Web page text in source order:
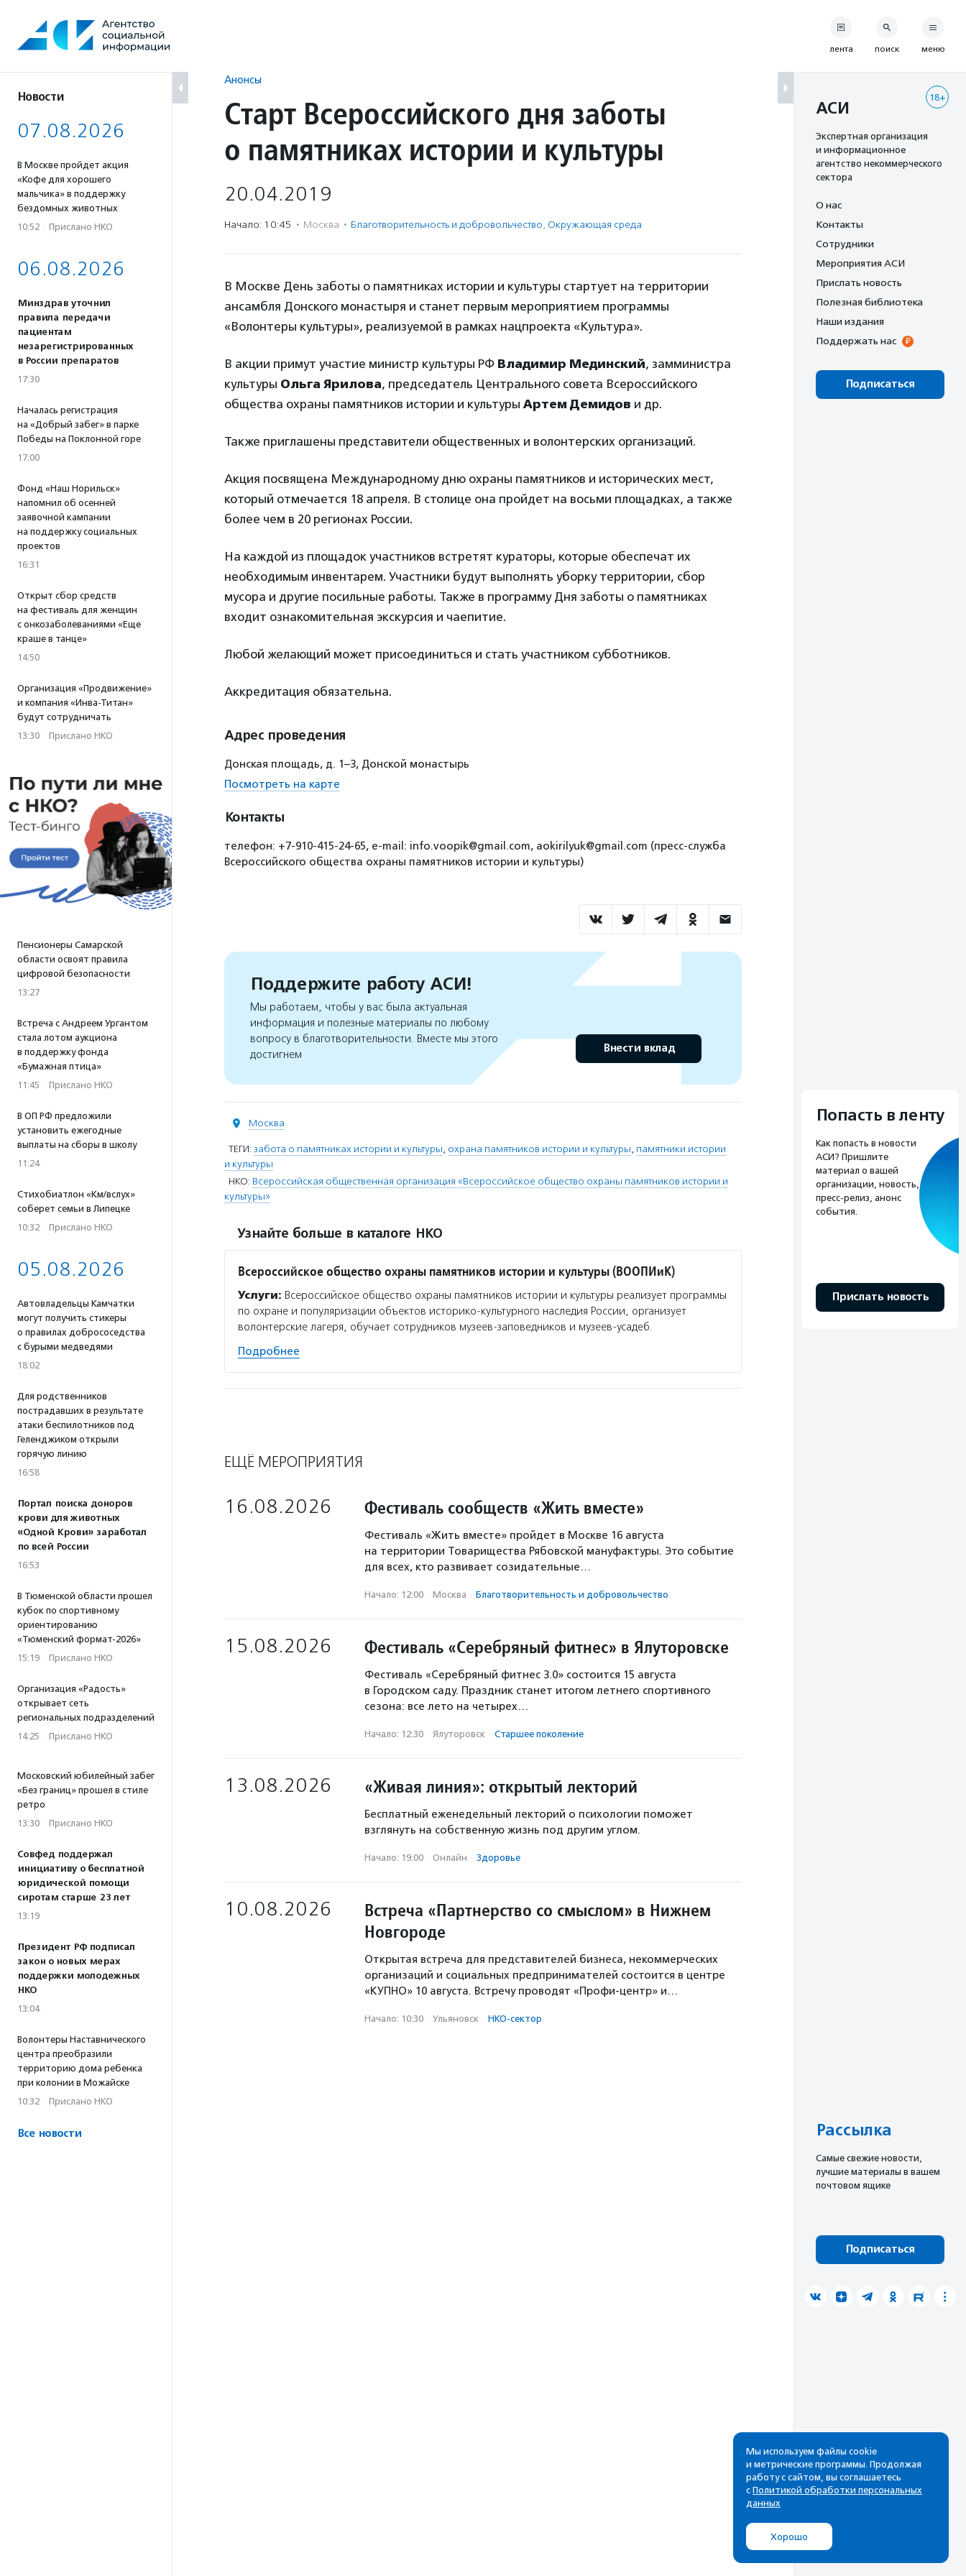
содержанию
Новости
07.08.2026
В Москве пройдет акция
«Кофе для хорошего
мальчика» в поддержку
бездомных животных
10:52 · Прислано НКО
06.08.2026
Минздрав уточнил
правила передачи
пациентам
незарегистрированных
в России препаратов
17:30
Началась регистрация
на «Добрый забег» в парке
Победы на Поклонной горе
17:00
Фонд «Наш Норильск»
напомнил об осенней
заявочной кампании
на поддержку социальных
проектов
16:31
Открыт сбор средств
на фестиваль для женщин
с онкозаболеваниями «Еще
краше в танце»
14:50
Организация «Продвижение»
и компания «Инва-Титан»
будут сотрудничать
13:30 · Прислано НКО
Пенсионеры Самарской
области освоят правила
цифровой безопасности
13:27
Встреча с Андреем Ургантом
стала лотом аукциона
в поддержку фонда
«Бумажная птица»
11:45 · Прислано НКО
В ОП РФ предложили
установить ежегодные
выплаты на сборы в школу
11:24
Стихобиатлон «Км/вслух»
соберет семьи в Липецке
10:32 · Прислано НКО
05.08.2026
Автовладельцы Камчатки
могут получить стикеры
о правилах добрососедства
с бурыми медведями
18:02
Для родственников
пострадавших в результате
атаки беспилотников под
Геленджиком открыли
горячую линию
16:58
Портал поиска доноров
крови для животных
«Одной Крови» заработал
по всей России
16:53
В Тюменской области прошел
кубок по спортивному
ориентированию
«Тюменский формат-2026»
15:19 · Прислано НКО
Организация «Радость»
открывает сеть
региональных подразделений
14:25 · Прислано НКО
Московский юбилейный забег
«Без границ» прошел в стиле
ретро
13:30 · Прислано НКО
Совфед поддержал
инициативу о бесплатной
юридической помощи
сиротам старше 23 лет
13:19
Президент РФ подписал
закон о новых мерах
поддержки молодежных
НКО
13:04
Волонтеры Наставнического
центра преобразили
территорию дома ребенка
при колонии в Можайске
10:32 · Прислано НКО
Все новости
Анонсы
Старт Всероссийского дня заботы
о памятниках истории и культуры
20.04.2019
Начало: 10:45 · Москва · Благотвори­тель­ность и доброволь­чест­во, Окружающая среда
В Москве День заботы о памятниках истории и культуры стартует на территории
ансамбля Донского монастыря и станет первым мероприятием программы
«Волонтеры культуры», реализуемой в рамках нацпроекта «Культура».
В акции примут участие министр культуры РФ Владимир Мединский, замминистра
культуры Ольга Ярилова, председатель Центрального совета Всероссийского
общества охраны памятников истории и культуры Артем Демидов и др.
Также приглашены представители общественных и волонтерских организаций.
Акция посвящена Международному дню охраны памятников и исторических мест,
который отмечается 18 апреля. В столице она пройдет на восьми площадках, а также
более чем в 20 регионах России.
На каждой из площадок участников встретят кураторы, которые обеспечат их
необходимым инвентарем. Участники будут выполнять уборку территории, сбор
мусора и другие посильные работы. Также в программу Дня заботы о памятниках
входит ознакомительная экскурсия и чаепитие.
Любой желающий может присоединиться и стать участником субботников.
Аккредитация обязательна.
Адрес проведения
Донская площадь, д. 1–3, Донской монастырь
Посмотреть на карте
Контакты
телефон: +7-910-415-24-65, е-mail: info.voopik@gmail.com, aokirilyuk@gmail.com (пресс-служба
Всероссийского общества охраны памятников истории и культуры)
Поддержите работу АСИ!
Мы работаем, чтобы у вас была актуальная
информация и полезные материалы по любому
вопросу в благотворительности. Вместе мы этого
достигнем
Внести вклад
Москва
ТЕГИ: забота о памятниках истории и культуры, охрана памятников истории и культуры, памятники истории
и культуры
НКО: Всероссийская общественная организация «Всероссийское общество охраны памятников истории и
культуры»
Узнайте больше в каталоге НКО
Всероссийское общество охраны памятников истории и культуры (ВООПИиК)
Услуги: Всероссийское общество охраны памятников истории и культуры реализует программы
по охране и популяризации объектов историко-культурного наследия России, организует
волонтерские лагеря, обучает сотрудников музеев-заповедников и музеев-усадеб.
Подробнее
ЕЩЁ МЕРОПРИЯТИЯ
16.08.2026 Фестиваль сообществ «Жить вместе»
Фестиваль «Жить вместе» пройдет в Москве 16 августа
на территории Товарищества Рябовской мануфактуры. Это событие
для всех, кто развивает созидательные…
Начало: 12:00 · Москва · Благотвори­тель­ность и доброволь­чест­во
15.08.2026 Фестиваль «Серебряный фитнес» в Ялуторовске
Фестиваль «Серебряный фитнес 3.0» состоится 15 августа
в Городском саду. Праздник станет итогом летнего спортивного
сезона: все лето на четырех…
Начало: 12:30 · Ялуторовск · Старшее поколение
13.08.2026 «Живая линия»: открытый лекторий
Бесплатный еженедельный лекторий о психологии поможет
взглянуть на собственную жизнь под другим углом.
Начало: 19:00 · Онлайн · Здоровье
10.08.2026
Встреча «Партнерство со смыслом» в Нижнем
Новгороде
Открытая встреча для представителей бизнеса, некоммерческих
организаций и социальных предпринимателей состоится в центре
«КУПНО» 10 августа. Встречу проводят «Профи-центр» и…
Начало: 10:30 · Ульяновск · НКО-сектор
лента поиск меню
18+
АСИ
Экспертная организация
и информационное
агентство некоммерческого
сектора
О нас
Контакты
Сотрудники
Мероприятия АСИ
Прислать новость
Полезная библиотека
Наши издания
Поддержать нас
Подписаться
Попасть в ленту
Как попасть в новости
АСИ? Пришлите
материал о вашей
организации, новость,
пресс-релиз, анонс
события.
Прислать новость
Рассылка
Cамые свежие новости,
лучшие материалы в вашем
почтовом ящике
Подписаться
Мы используем файлы cookie
и метрические программы. Продолжая
работу с сайтом, вы соглашаетесь
с Политикой обработки персональных
данных
Хорошо